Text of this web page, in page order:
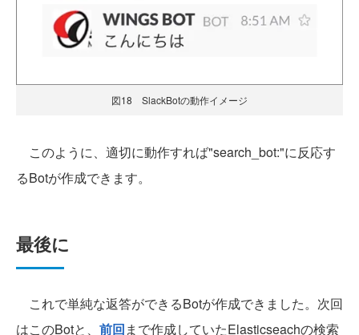
図18 SlackBotの動作イメージ
このように、適切に動作すれば"search_bot:"に反応す
るBotが作成できます。
最後に
これで単純な返答ができるBotが作成できました。次回
はこのBotと、 前回まで作成していたElasticseachの検索